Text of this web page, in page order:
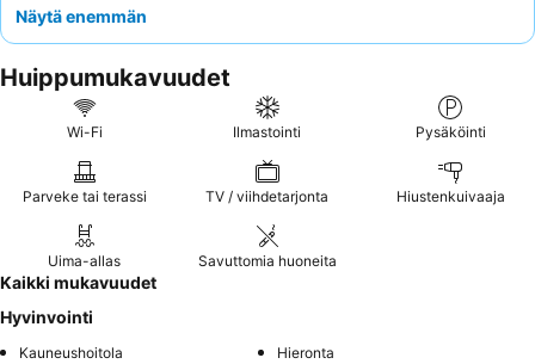
vieraanvaraisuutta ja omistajan leipomon herkullisia tarjottavia.
varaamista merinäköalalla.
Näytä enemmän
Huippumukavuudet
Wi-Fi Ilmastointi Pysäköinti
Parveke tai terassi TV / viihdetarjonta Hiustenkuivaaja
Uima-allas Savuttomia huoneita
Kaikki mukavuudet
Hyvinvointi
Kauneushoitola
Hieronta